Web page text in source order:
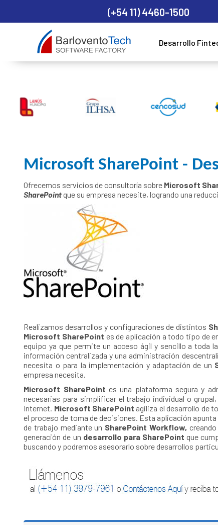
Desarrollo
(+54 11) 4460-1500
Microsoft SharePoint -
Ofrecemos servicios de consultoría sobre Microsoft
SharePointque su empresa necesite, logrando una
Realizamos desarrollos y configuraciones de distintos
Microsoft SharePoint es de aplicación a todo tipo de
equipo ya que permite un acceso ágil y sencillo a toda
información centralizada y una administración
necesita o para la implementación y adaptación de un
empresa necesita.
Microsoft SharePoint es una plataforma segura y
necesarias para simplificar el trabajo individual o
Internet. Microsoft SharePoint agiliza el desarrollo de
el proceso de toma de decisiones. Esta aplicación
de trabajo mediante un SharePoint Workflow,
generación de un desarrollo para SharePoint que
buscando y podremos asesorarlo sobre desarrollos